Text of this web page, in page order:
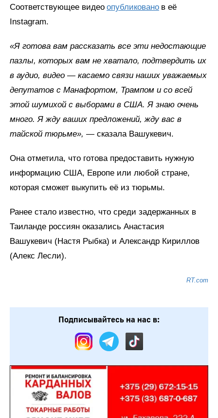
Соответствующее видео опубликовано в её
Instagram.
«Я готова вам рассказать все эти недостающие
пазлы, которых вам не хватало, подтвердить их
в аудио, видео — касаемо связи наших уважаемых
депутатов с Манафортом, Трампом и со всей
этой шумихой с выборами в США. Я знаю очень
много. Я жду ваших предложений, жду вас в
тайской тюрьме», — сказала Вашукевич.
Она отметила, что готова предоставить нужную
информацию США, Европе или любой стране,
которая сможет выкупить её из тюрьмы.
Ранее стало известно, что среди задержанных в
Таиланде россиян оказались Анастасия
Вашукевич (Настя Рыбка) и Александр Кириллов
(Алекс Лесли).
RT.com
Подписывайтесь на нас в: